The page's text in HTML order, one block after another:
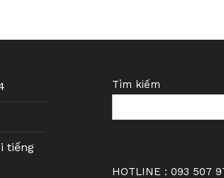
tiếng
Tìm kiếm
HOTLINE : 093 507